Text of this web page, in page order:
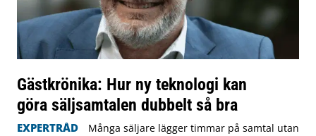
Gästkrönika: Hur ny teknologi kan
göra säljsamtalen dubbelt så bra
EXPERTRÅD
Många säljare lägger timmar på samtal utan